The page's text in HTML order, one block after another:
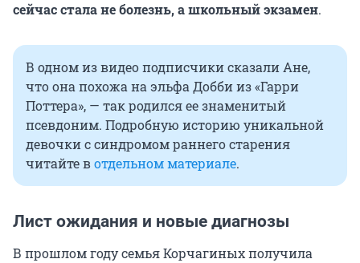
сейчас стала не болезнь, а школьный экзамен.
В одном из видео подписчики сказали Ане,
что она похожа на эльфа Добби из «Гарри
Поттера», — так родился ее знаменитый
псевдоним. Подробную историю уникальной
девочки с синдромом раннего старения
читайте вотдельном материале.
Лист ожидания и новые диагнозы
В прошлом году семья Корчагиных получила